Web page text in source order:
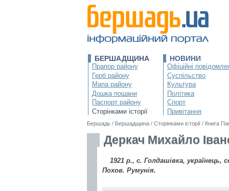
БЕРШАДЩИНА
Прапор району
Герб району
Мапа району
Дошка пошани
Паспорт району
Сторінками історії
НОВИНИ
Офіційні
Суспільство
Культура
Політика
Спорт
Привітання
Бершадь / Бершадщина / Сторінками історії / Книга
Деркач Михайло
1921 р., с. Голдашівка, українець,
Похов. Румунія.